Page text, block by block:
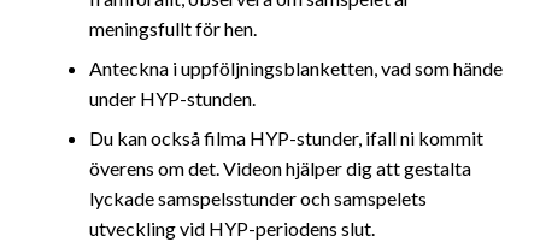
meningsfullt för hen.
Anteckna i uppföljningsblanketten, vad som hände
under HYP-stunden.
Du kan också filma HYP-stunder, ifall ni kommit
överens om det. Videon hjälper dig att gestalta
lyckade samspelsstunder och samspelets
utveckling vid HYP-periodens slut.